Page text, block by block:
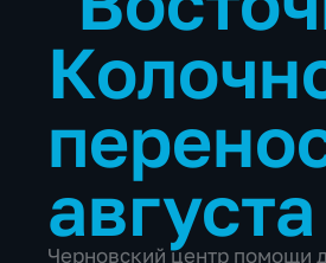
Черновский центр помощи